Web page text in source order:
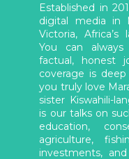
Established in
digital media in
Victoria, Africa’s
You can
factual, honest
coverage is
you truly love
sister Kiswahili-
is our talks on
education,
agriculture,
investments,